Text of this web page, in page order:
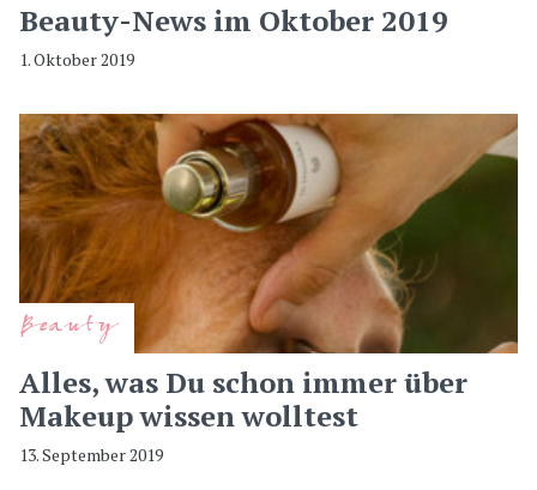
Beauty-News im Oktober 2019
1. Oktober 2019
Beauty
Alles, was Du schon immer über
Makeup wissen wolltest
13. September 2019